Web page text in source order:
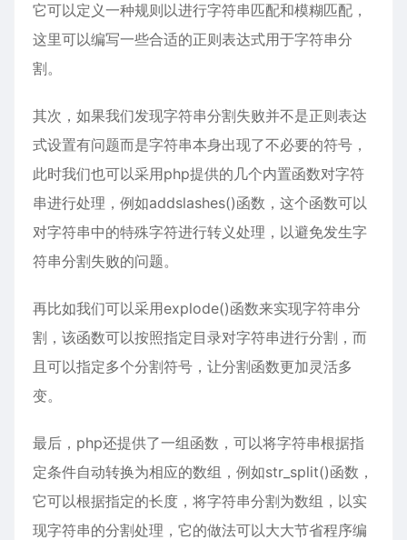
它可以定义一种规则以进行字符串匹配和模糊匹配，
这里可以编写一些合适的正则表达式用于字符串分
割。
其次，如果我们发现字符串分割失败并不是正则表达
式设置有问题而是字符串本身出现了不必要的符号，
此时我们也可以采用php提供的几个内置函数对字符
串进行处理，例如addslashes()函数，这个函数可以
对字符串中的特殊字符进行转义处理，以避免发生字
符串分割失败的问题。
再比如我们可以采用explode()函数来实现字符串分
割，该函数可以按照指定目录对字符串进行分割，而
且可以指定多个分割符号，让分割函数更加灵活多
变。
最后，php还提供了一组函数，可以将字符串根据指
定条件自动转换为相应的数组，例如str_split()函数，
它可以根据指定的长度，将字符串分割为数组，以实
现字符串的分割处理，它的做法可以大大节省程序编